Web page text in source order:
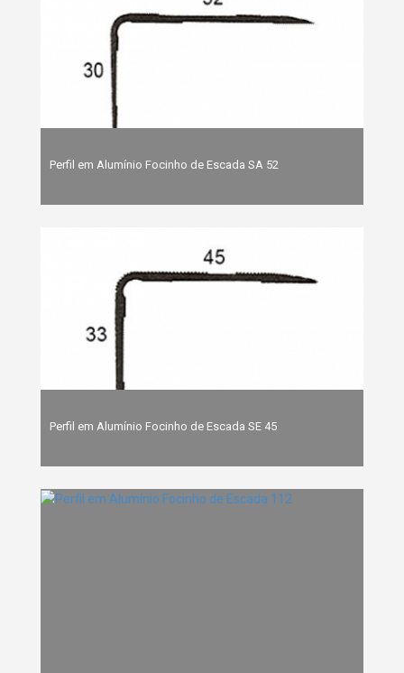
Perfil em Alumínio Focinho de Escada SA 52
Perfil em Alumínio Focinho de Escada SE 45